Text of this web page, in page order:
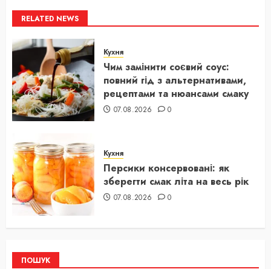
RELATED NEWS
Кухня
Чим замінити соєвий соус:
повний гід з альтернативами,
рецептами та нюансами смаку
07.08.2026 0
Кухня
Персики консервовані: як
зберегти смак літа на весь рік
07.08.2026 0
ПОШУК